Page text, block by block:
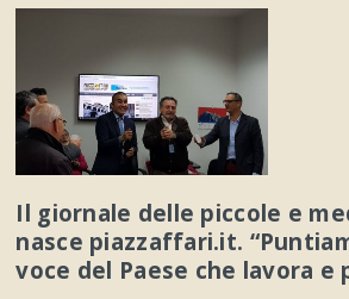
Il giornale delle piccole e
nasce piazzaffari.it.
voce del Paese che lavora e